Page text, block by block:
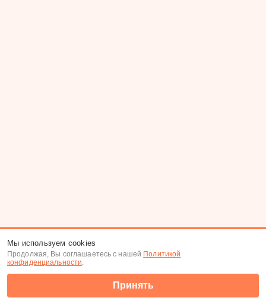
Мы используем cookies
Продолжая, Вы соглашаетесь с нашей Политикой
конфиденциальности.
Принять